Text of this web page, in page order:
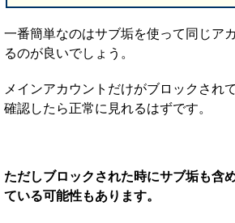
一番簡単なのはサブ垢を使って同じア
るのが良いでしょう。
メインアカウントだけがブロックされ
確認したら正常に見れるはずです。
ただしブロックされた時にサブ垢も含
ている可能性もあります。